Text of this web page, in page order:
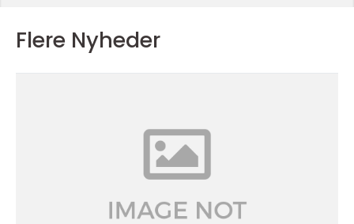
Flere Nyheder